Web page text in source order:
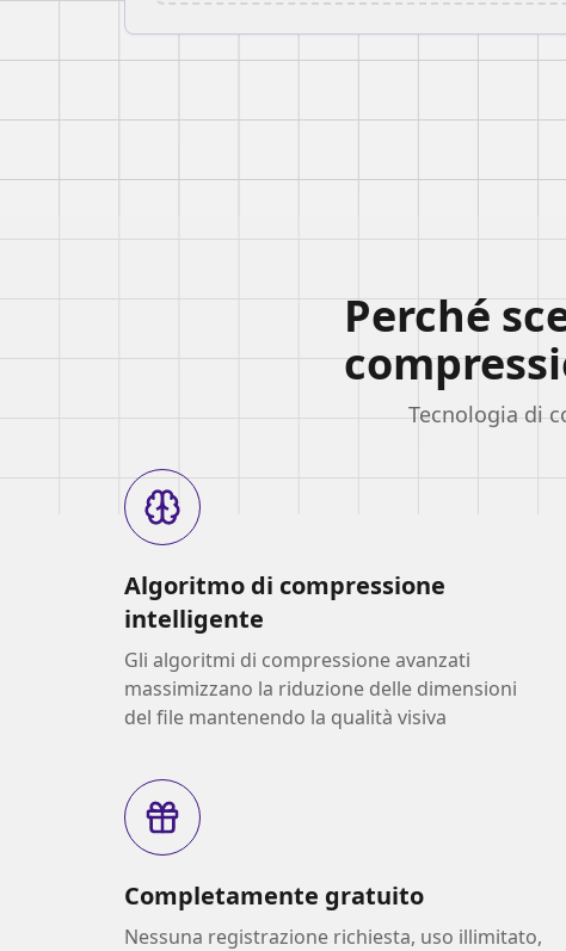
Perché
Tecnologia di
Algoritmo di compressione
intelligente
Gli algoritmi di compressione avanzati
massimizzano la riduzione delle dimensioni
del file mantenendo la qualità visiva
Completamente gratuito
Nessuna registrazione richiesta, uso illimitato,